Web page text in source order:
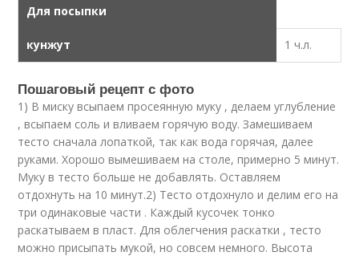
Для посыпки
кунжут 1 ч.л.
Пошаговый рецепт с фото
1) В миску всыпаем просеянную муку , делаем углубление
, всыпаем соль и вливаем горячую воду. Замешиваем
тесто сначала лопаткой, так как вода горячая, далее
руками. Хорошо вымешиваем на столе, примерно 5 минут.
Муку в тесто больше не добавлять. Оставляем
отдохнуть на 10 минут.2) Тесто отдохнуло и делим его на
три одинаковые части . Каждый кусочек тонко
раскатываем в пласт. Для облегчения раскатки , тесто
можно присыпать мукой, но совсем немного. Высота